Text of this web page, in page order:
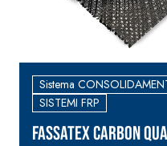
Sistema
SISTEMI FRP
FASSATEX CARBON